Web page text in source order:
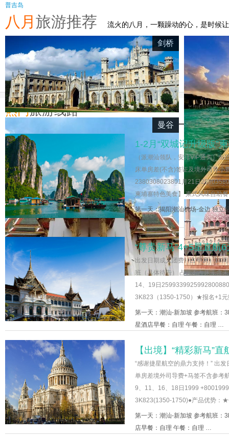
普吉岛
八月 旅游推荐 流火的八月，一颗躁动的心，是时候
剑桥
曼谷
热门旅游线路
1-2月“双城记升级版”
（派潮汕领队，安排VIP通关）
床单房差(不含)签证及境外司导
2380308023801月21日
柬埔寨特色美食】 柬式风味自助
第一天：揭阳潮汕机场-金边 独
“尊贵新马”4+5星直航
出发日期成人团费（占半房）18
班（具体待告） 占床不占床未含
14、19日
3K823（1350-1750）★报名+1
第一天：潮汕-新加坡 参考航班：
星酒店早餐：自理 午餐：自理 …
【出境】“精彩新马”直
“感谢捷星航空的鼎力支持！” 出
单房差境外司导费+马签不含参考
9、11、16、18日1999
3K823(1350-1750)●产品优势：
第一天：潮汕-新加坡 参考航班：
店早餐：自理 午餐：自理 …